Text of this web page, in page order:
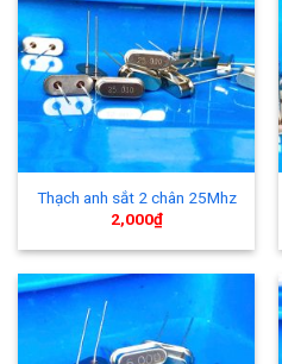
Thạch anh sắt 2 chân 25Mhz
2,000₫